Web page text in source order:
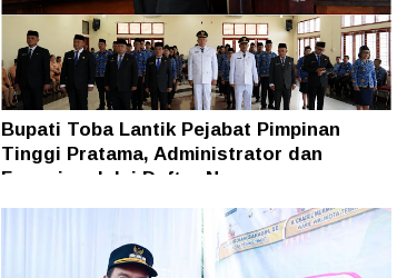
Bupati Toba Lantik Pejabat Pimpinan
Tinggi Pratama, Administrator dan
Fungsional, Ini Daftar Namanya